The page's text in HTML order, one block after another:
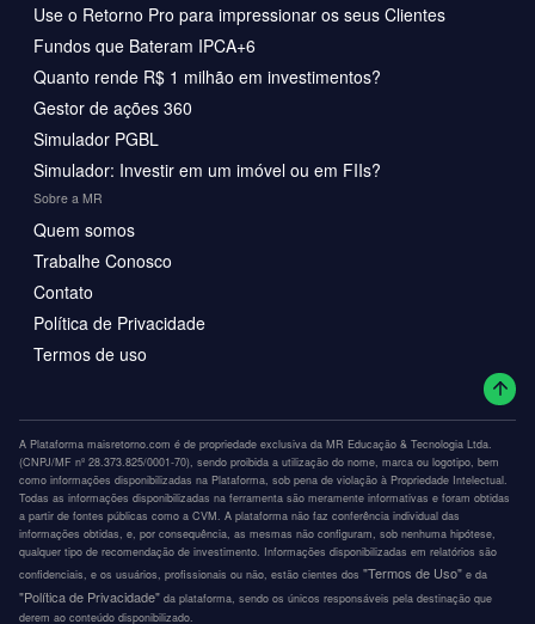
Use o Retorno Pro para impressionar os seus Clientes
Fundos que Bateram IPCA+6
Quanto rende R$ 1 milhão em investimentos?
Gestor de ações 360
Simulador PGBL
Simulador: Investir em um imóvel ou em FIIs?
Sobre a MR
Quem somos
Trabalhe Conosco
Contato
Política de Privacidade
Termos de uso
A Plataforma maisretorno.com é de propriedade exclusiva da MR Educação & Tecnologia Ltda.
(CNPJ/MF nº 28.373.825/0001-70), sendo proibida a utilização do nome, marca ou logotipo, bem
como informações disponibilizadas na Plataforma, sob pena de violação à Propriedade Intelectual.
Todas as informações disponibilizadas na ferramenta são meramente informativas e foram obtidas
a partir de fontes públicas como a CVM. A plataforma não faz conferência individual das
informações obtidas, e, por consequência, as mesmas não configuram, sob nenhuma hipótese,
qualquer tipo de recomendação de investimento. Informações disponibilizadas em relatórios são
confidenciais, e os usuários, profissionais ou não, estão cientes dos "Termos de Uso" e da
"Política de Privacidade" da plataforma, sendo os únicos responsáveis pela destinação que
derem ao conteúdo disponibilizado.